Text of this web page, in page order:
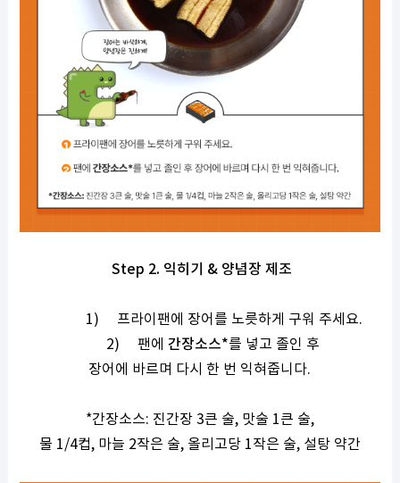
Step 2. 익히기 & 양념장 제조
1) 프라이팬에 장어를 노릇하게 구워 주세요.
2)
팬에간장소스*를 넣고 졸인 후
장어에 바르며 다시 한 번 익혀줍니다.
*간장소스: 진간장3큰 술, 맛술 1큰 술,
물 1/4컵, 마늘 2작은 술, 올리고당1작은 술, 설탕 약간